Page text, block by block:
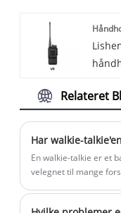
inden
miljø,
og
at
Relateret
Har walkie-
En walkie-talkie er et
velegnet til mange